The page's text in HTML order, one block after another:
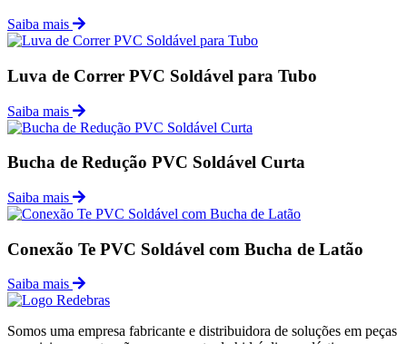
Saiba mais
Luva de Correr PVC Soldável para Tubo
Saiba mais
Bucha de Redução PVC Soldável Curta
Saiba mais
Conexão Te PVC Soldável com Bucha de Latão
Saiba mais
Somos uma empresa fabricante e distribuidora de soluções em peças